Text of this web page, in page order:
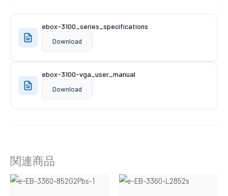
ebox-3100_series_specifications
Download
ebox-3100-vga_user_manual
Download
関連商品